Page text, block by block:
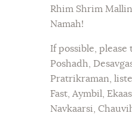
Rhim Shrim
Namah!
If possible, please
Poshadh,
Pratrikraman,
Fast, Aymbil,
Navkaarsi,